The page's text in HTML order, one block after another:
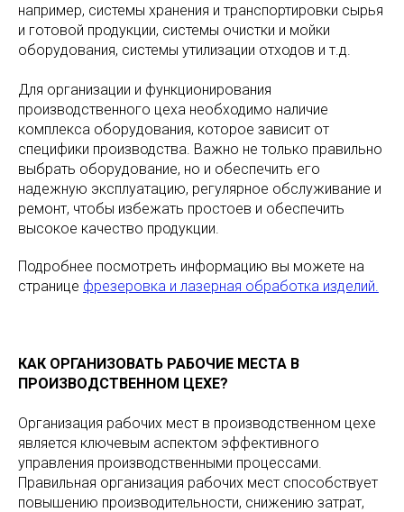
например, системы хранения и транспортировки сырья
и готовой продукции, системы очистки и мойки
оборудования, системы утилизации отходов и т.д.
Для организации и функционирования
производственного цеха необходимо наличие
комплекса оборудования, которое зависит от
специфики производства. Важно не только правильно
выбрать оборудование, но и обеспечить его
надежную эксплуатацию, регулярное обслуживание и
ремонт, чтобы избежать простоев и обеспечить
высокое качество продукции.
Подробнее посмотреть информацию вы можете на
странице фрезеровка и лазерная обработка изделий.
КАК ОРГАНИЗОВАТЬ РАБОЧИЕ МЕСТА В
ПРОИЗВОДСТВЕННОМ ЦЕХЕ?
Организация рабочих мест в производственном цехе
является ключевым аспектом эффективного
управления производственными процессами.
Правильная организация рабочих мест способствует
повышению производительности, снижению затрат,